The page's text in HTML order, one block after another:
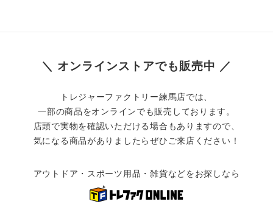
＼ オンラインストアでも販売中 ／
トレジャーファクトリー練馬店では、
一部の商品をオンラインでも販売しております。
店頭で実物を確認いただける場合もありますので、
気になる商品がありましたらぜひご来店ください！
アウトドア・スポーツ用品・雑貨などをお探しなら